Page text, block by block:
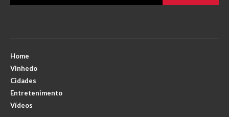
Home
Vinhedo
Cidades
Entretenimento
Vídeos